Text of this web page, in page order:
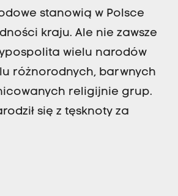
stanowią w Polsce
kraju. Ale nie zawsze
wielu narodów
różnorodnych, barwnych
religijnie grup.
się z tęsknoty za